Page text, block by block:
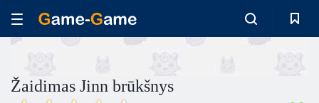
Žaidimas Jinn brūkšnys